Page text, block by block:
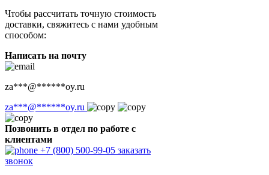
Чтобы рассчитать точную стоимость
доставки, свяжитесь с нами удобным
способом:
Написать на почту
za***@******oy.ru
za***@******oy.ru
Позвонить в отдел по работе с
клиентами
+7 (800) 500-99-05 заказать
звонок